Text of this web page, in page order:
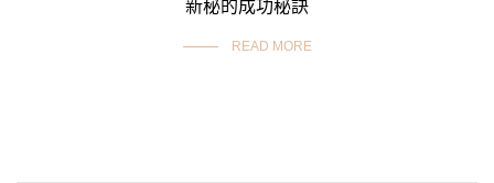
新秘的成功秘訣
READ MORE